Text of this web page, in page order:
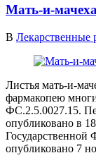
Мать-и-мачеха
В Лекарственные
Листья мать-и-
фармакопею
ФС.2.5.0027.15.
опубликовано в
Государственной
опубликовано 7